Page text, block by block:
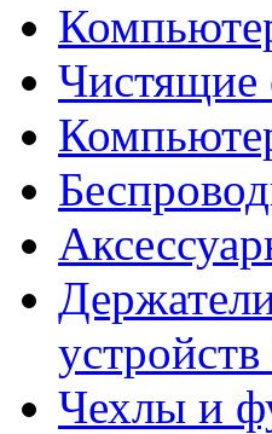
Чистящие
устройств
Чехлы и